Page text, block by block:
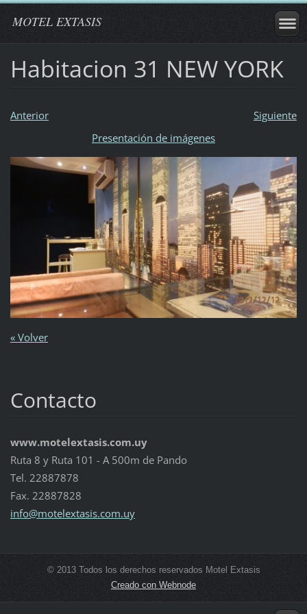
MOTEL EXTASIS
Habitacion 31 NEW YORK
Anterior
Siguiente
Presentación de imágenes
« Volver
Contacto
www.motelextasis.com.uy
Ruta 8 y Ruta 101 - A 500m de Pando
Tel. 22887878
Fax. 22887828
info@motelextasis.com.uy
© 2013 Todos los derechos reservados Motel Extasis
Creado con Webnode